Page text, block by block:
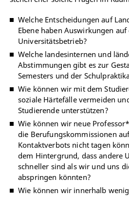
Welche Entscheidungen auf
Ebene haben Auswirkungen auf
Universitätsbetrieb?
Welche landesinternen und
Abstimmungen gibt es zur
Semesters und der
Wie können wir mit dem
soziale Härtefälle vermeiden
Studierende unterstützen?
Wie können wir neue
die Berufungskommissionen
Kontaktverbots nicht tagen
dem Hintergrund, dass andere
schneller sind als wir und uns
abspringen könnten?
Wie können wir innerhalb